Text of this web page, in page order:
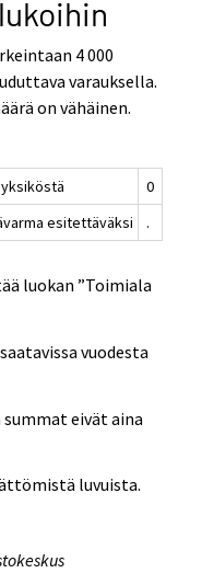
4 000
varauksella.
on vähäinen.
0
esitettäväksi
.
luokan ”Toimiala
vuodesta
eivät aina
luvuista.